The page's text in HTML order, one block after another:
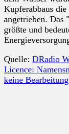
Kupferabbaus
angetrieben. Das
größte und
Quelle: DRadio
Licence:
keine